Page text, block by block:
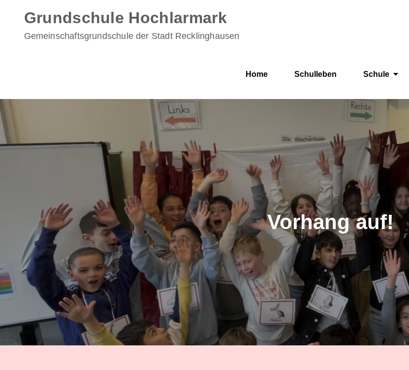
content
Grundschule Hochlarmark
Gemeinschaftsgrundschule der Stadt Recklinghausen
Home Schulleben Schule
Vorhang auf!